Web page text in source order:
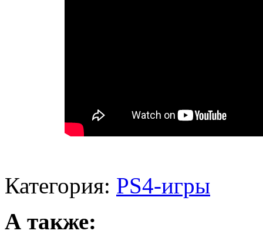
Категория: PS4-игры
А также: